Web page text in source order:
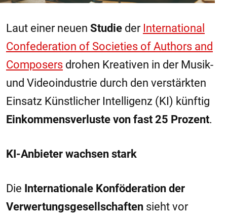
Laut einer neuen Studie der International
Confederation of Societies of Authors and
Composers drohen Kreativen in der Musik-
und Videoindustrie durch den verstärkten
Einsatz Künstlicher Intelligenz (KI) künftig
Einkommensverluste von fast 25 Prozent.
KI-Anbieter wachsen stark
Die Internationale Konföderation der
Verwertungsgesellschaften sieht vor